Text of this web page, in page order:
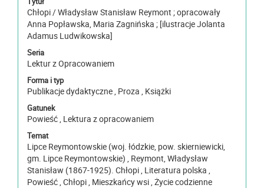
Chłopi / Władysław Stanisław Reymont ; opracowały
Anna Popławska, Maria Zagnińska ; [ilustracje Jolanta
Adamus Ludwikowska]
Seria
Lektur z Opracowaniem
Forma i typ
Publikacje dydaktyczne , Proza , Książki
Gatunek
Powieść , Lektura z opracowaniem
Temat
Lipce Reymontowskie (woj. łódzkie, pow. skierniewicki,
gm. Lipce Reymontowskie) , Reymont, Władysław
Stanisław (1867-1925). Chłopi , Literatura polska ,
Powieść , Chłopi , Mieszkańcy wsi , Życie codzienne